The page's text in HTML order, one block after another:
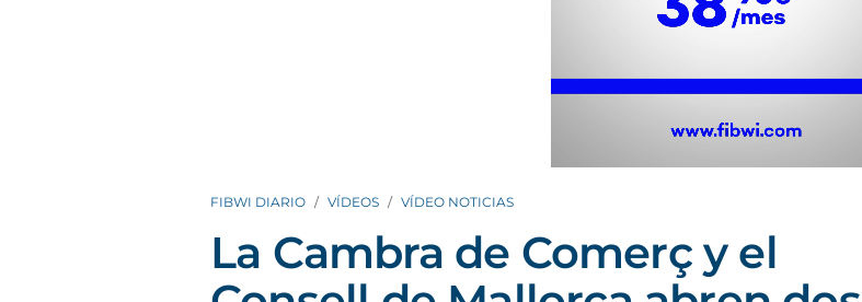
FIBWI DIARIO VÍDEOS VÍDEO NOTICIAS
La Cambra de Comerç y el